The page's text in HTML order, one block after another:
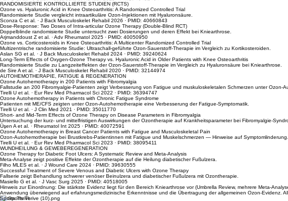
RANDOMISIERTE KONTROLLIERTE STUDIEN (RCTS)
Ozone vs. Hyaluronic Acid in Knee Osteoarthritis: A Randomized Controlled Trial
Randomisierte Studie vergleicht intraartikuläre Ozon-Injektionen mit Hyaluronsäure.
Sconza C et al. · J Back Musculoskelet Rehabil 2026 · PMID: 40660843
Dose-Response: Two Doses of Intra-articular Ozone Therapy (Double-Blind RCT)
Doppelblinde randomisierte Studie untersucht zwei Dosierungen und deren Effekt bei Kniearthrose.
Arjmanddoust Z et al. · Adv Rheumatol 2025 · PMID: 40050950
Ozone vs. Corticosteroids in Knee Osteoarthritis: A Multicenter Randomized Controlled Trial
Multizentrische randomisierte Studie: Ultraschall-geführte Ozon-Sauerstoff-Therapie im Vergleich zu Kortikosteroiden.
Aslan SG et al. · J Back Musculoskelet Rehabil 2024 · PMID: 39240624
Long-Term Effects of Oxygen-Ozone Therapy vs. Hyaluronic Acid in Older Patients with Knee Osteoarthritis
Randomisierte Studie zu Langzeiteffekten der Ozon-Sauerstoff-Therapie im Vergleich zu Hyaluronsäure bei Kniearthrose.
de Sire A et al. · J Back Musculoskelet Rehabil 2020 · PMID: 32144974
AUTOHEMOTHERAPIE, FATIGUE & REGENERATION
Ozone Autohemotherapy in 200 Patients with Fibromyalgia
Fallstudie an 200 Fibromyalgie-Patienten zeigt Verbesserung von Fatigue und muskuloskeletalen Schmerzen unter Ozon-
Tirelli U et al. · Eur Rev Med Pharmacol Sci 2022 · PMID: 36394747
Ozone Autohemotherapy in Patients with Chronic Fatigue Syndrome
Patienten mit ME/CFS zeigten unter Ozon-Autohemotherapie eine Verbesserung der Fatigue-Symptomatik.
Tirelli U et al. · J Clin Med 2021 · PMID: 35011770
Short- and Mid-Term Effects of Ozone Therapy on Disease Parameters in Fibromyalgia
Untersuchung der kurz- und mittelfristigen Auswirkungen der Ozontherapie auf Krankheitsparameter bei Fibromyalgie-
Üşen A et al. · Rheumatol Int 2025 · PMID: 40072591
Ozone Autohemotherapy in Breast Cancer Patients with Fatigue and Musculoskeletal Pain
Ozon-Autohemotherapie bei Brustkrebs-Patientinnen mit Fatigue und Muskelschmerzen — Hinweise auf Symptomlinderung.
Tirelli U et al. · Eur Rev Med Pharmacol Sci 2023 · PMID: 38095411
WUNDHEILUNG & GEWEBEREGENERATION
Ozone Therapy for Diabetic Foot Ulcers: A Systematic Review and Meta-Analysis
Meta-Analyse zeigt positive Effekte der Ozontherapie auf die Heilung diabetischer Fußulzera.
Filho MLES et al. · J Wound Care 2024 · PMID: 39630555
Successful Treatment of Severe Venous and Diabetic Ulcers with Ozone Therapy
Fallserie zeigt Behandlung schwerer venöser Beinulzera und diabetischer Fußulzera mit Ozontherapie.
Masiello G et al. · J Vasc Surg 2025 · PMID: 40518005
Hinweis zur Einordnung: Die stärkste Evidenz liegt für den Bereich Kniearthrose vor (Umbrella Review, mehrere Meta-
Anwendung überwiegend auf erfahrungsmedizinische Erkenntnisse und die Übertragung der allgemeinen Ozon-Evidenz.
Sports Thrive